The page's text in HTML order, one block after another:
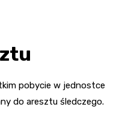
pobycie w jednostce
do aresztu śledczego.